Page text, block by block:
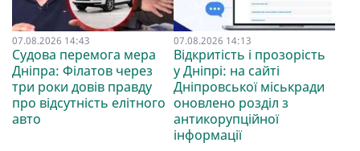
07.08.2026 14:43
Судова перемога мера
Дніпра: Філатов через
три роки довів правду
про відсутність елітного
авто
07.08.2026 14:13
Відкритість і прозорість
у Дніпрі: на сайті
Дніпровської міськради
оновлено розділ з
антикорупційної
інформації